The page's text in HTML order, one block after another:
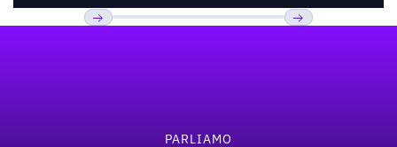
PARLIAMO